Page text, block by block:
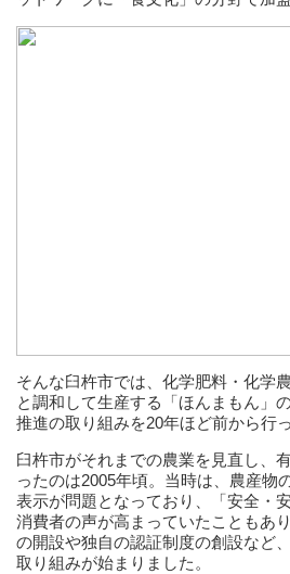
そんな臼杵市では、化学肥料・化学
と調和して生産する「ほんまもん」
推進の取り組みを20年ほど前から行
臼杵市がそれまでの農業を見直し、
ったのは2005年頃。当時は、農産物
表示が問題となっており、「安全・
消費者の声が高まっていたこともあ
の開設や独自の認証制度の創設など
取り組みが始まりました。